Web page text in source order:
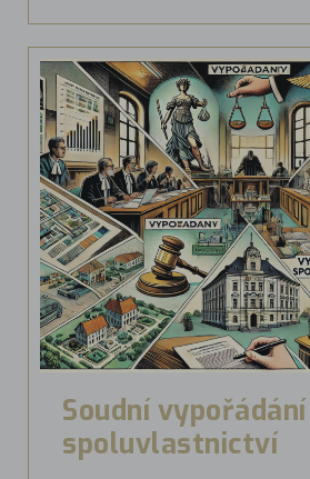
Soudní vypořádání
spoluvlastnictví